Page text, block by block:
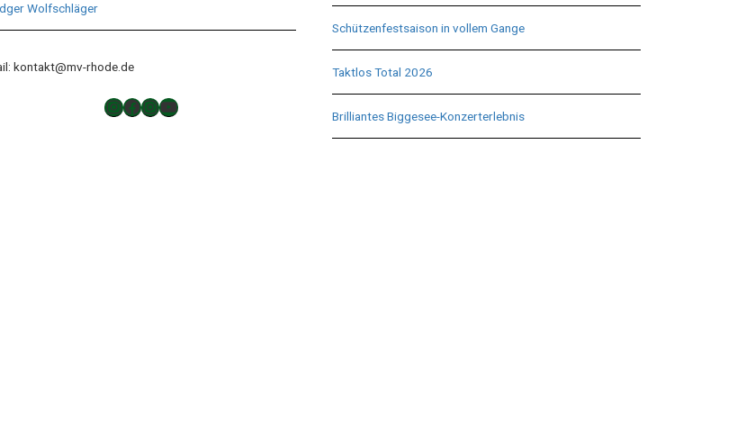
Wolfschläger
kontakt@mv-rhode.de
TAKTLOS
Musikverein Rhode
Musikverein Rhode
YouTube
Schützenfestsaison in vollem Gange
Taktlos Total 2026
Brilliantes Biggesee-Konzerterlebnis